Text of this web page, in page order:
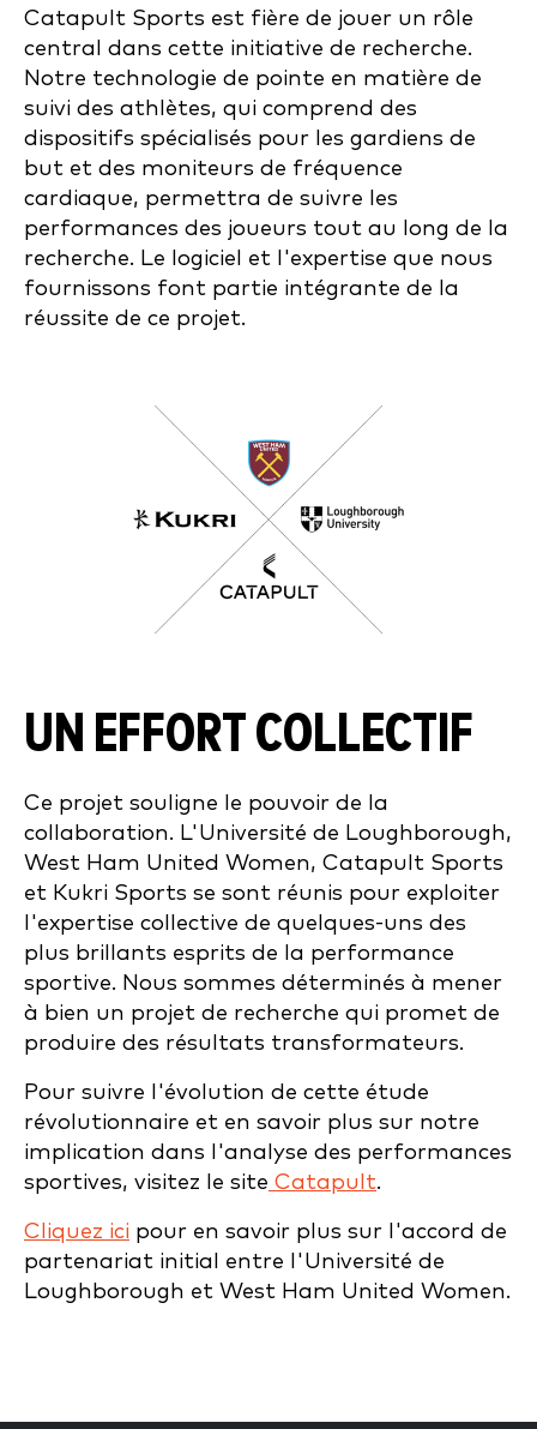
Catapult Sports est fière de jouer un rôle
central dans cette initiative de recherche.
Notre technologie de pointe en matière de
suivi des athlètes, qui comprend des
dispositifs spécialisés pour les gardiens de
but et des moniteurs de fréquence
cardiaque, permettra de suivre les
performances des joueurs tout au long de la
recherche. Le logiciel et l'expertise que nous
fournissons font partie intégrante de la
réussite de ce projet.
UN EFFORT COLLECTIF
Ce projet souligne le pouvoir de la
collaboration. L'Université de Loughborough,
West Ham United Women, Catapult Sports
et Kukri Sports se sont réunis pour exploiter
l'expertise collective de quelques-uns des
plus brillants esprits de la performance
sportive. Nous sommes déterminés à mener
à bien un projet de recherche qui promet de
produire des résultats transformateurs.
Pour suivre l'évolution de cette étude
révolutionnaire et en savoir plus sur notre
implication dans l'analyse des performances
sportives, visitez le site Catapult.
Cliquez ici pour en savoir plus sur l'accord de
partenariat initial entre l'Université de
Loughborough et West Ham United Women.